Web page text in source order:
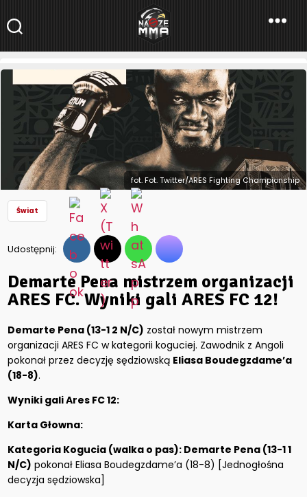
NaszeMMA
NaszeMMA.pl Aktualności »Świat»Demarte Pena mistrzem
organizacji ARES FC. Wyniki gali ARES FC 12!
fot. Fot. Twitter/ARES Fighting Championship
Świat
Udostępnij:
Demarte Pena mistrzem organizacji
ARES FC. Wyniki gali ARES FC 12!
Demarte Pena (13-1 2 N/C) został nowym mistrzem
organizacji ARES FC w kategorii koguciej. Zawodnik z Angoli
pokonał przez decyzję sędziowską Eliasa Boudegzdame’a
(18-8).
Wyniki gali Ares FC 12:
Karta Głowna:
Kategoria Kogucia (walka o pas): Demarte Pena (13-1 1
N/C) pokonał Eliasa Boudegzdame’a (18-8) [Jednogłośna
decyzja sędziowska]